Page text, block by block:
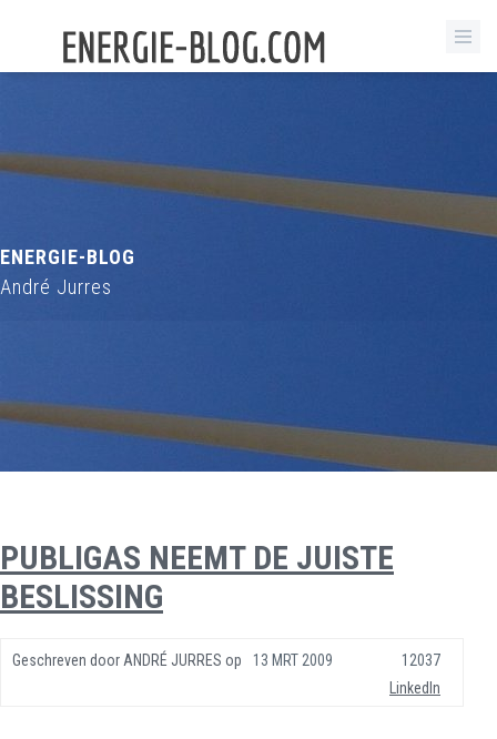
ENERGIE-BLOG
André Jurres
PUBLIGAS NEEMT DE JUISTE
BESLISSING
Geschreven door ANDRÉ JURRES op 13 MRT 2009
12037
LinkedIn